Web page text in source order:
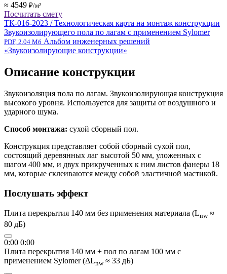
≈ 4549 ₽/м²
Посчитать смету
ТК-016-2023 / Технологическая карта на монтаж конструкции
Звукоизолирующего пола по лагам с применением Sylomer
PDF, 2.04 Мб Альбом инженерных решений
«Звукоизолирующие конструкции»
Описание конструкции
Звукоизоляция пола по лагам. Звукоизолирующая конструкция
высокого уровня. Используется для защиты от воздушного и
ударного шума.
Способ монтажа: сухой сборный пол.
Конструкция представляет собой сборный сухой пол,
состоящий деревянных лаг высотой 50 мм, уложенных с
шагом 400 мм, и двух прикрученных к ним листов фанеры 18
мм, которые склеиваются между собой эластичной мастикой.
Послушать эффект
Плита перекрытия 140 мм без применения материала (Lnw≈
80 дБ)
0:00 0:00
Плита перекрытия 140 мм + пол по лагам 100 мм с
применением Sylomer (ΔLnw≈ 33 дБ)